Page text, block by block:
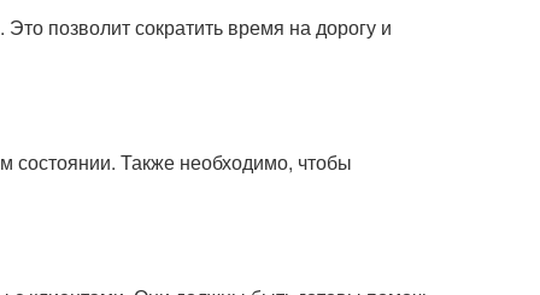
позволит сократить время на дорогу и
Также необходимо, чтобы